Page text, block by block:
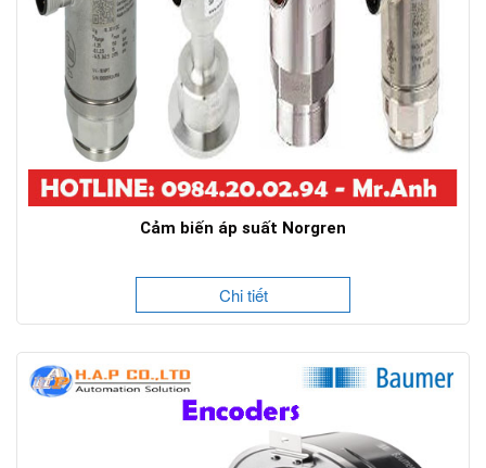
Cảm biến áp suất Norgren
Chi tiết